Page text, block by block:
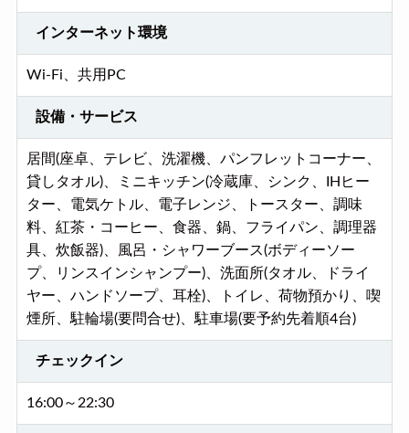
インターネット環境
Wi-Fi、共用PC
設備・サービス
居間(座卓、テレビ、洗濯機、パンフレットコーナー、
貸しタオル)、ミニキッチン(冷蔵庫、シンク、IHヒー
ター、電気ケトル、電子レンジ、トースター、調味
料、紅茶・コーヒー、食器、鍋、フライパン、調理器
具、炊飯器)、風呂・シャワーブース(ボディーソー
プ、リンスインシャンプー)、洗面所(タオル、ドライ
ヤー、ハンドソープ、耳栓)、トイレ、荷物預かり、喫
煙所、駐輪場(要問合せ)、駐車場(要予約先着順4台)
チェックイン
16:00～22:30